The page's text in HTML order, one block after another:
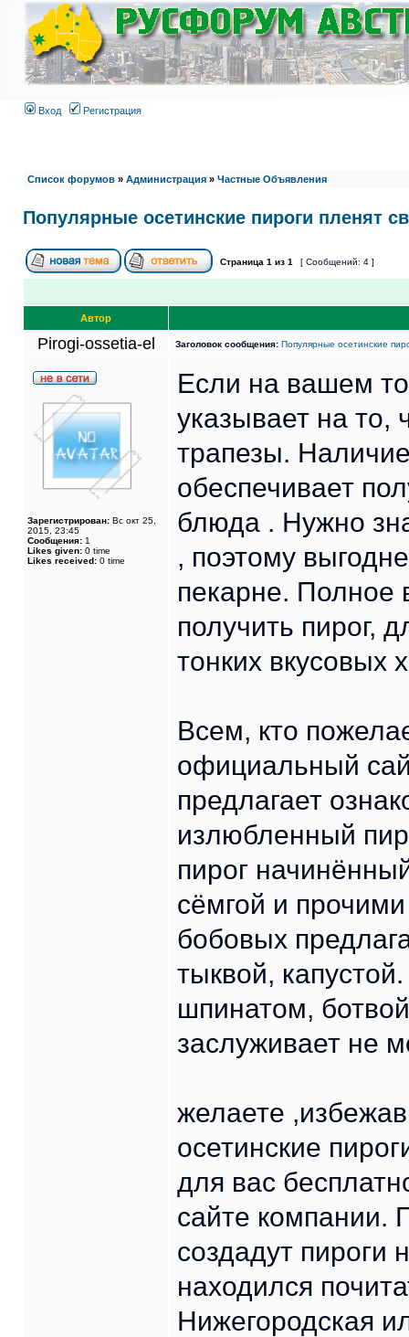
Вход Регистрация
Список форумов » Администрация » Частные Объявления
Популярные осетинские пироги пленят
Страница 1 из 1 [ Сообщений: 4 ]
Автор
Pirogi-ossetia-el Заголовок сообщения: Популярные осетинские
Зарегистрирован: Вс окт 25,
2015, 23:45
Сообщения: 1
Likes given: 0 time
Likes received: 0 time
Если на вашем
указывает на то,
трапезы.
обеспечивает
блюда . Нужно
, поэтому
пекарне. Полное
получить пирог,
тонких вкусовых
Всем, кто
официальный
предлагает
излюбленный
пирог
сёмгой и
бобовых
тыквой,
шпинатом,
заслуживает не
желаете
осетинские
для вас
сайте компании.
создадут пироги
находился
Нижегородская